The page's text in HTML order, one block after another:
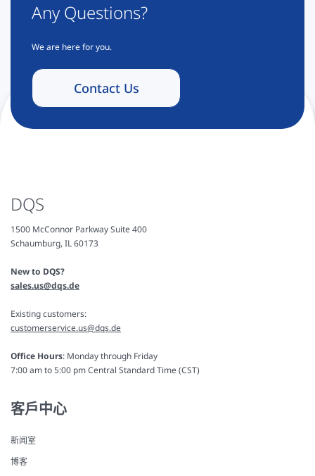
Any Questions?
We are here for you.
Contact Us
DQS
1500 McConnor Parkway Suite 400
Schaumburg, IL 60173
New to DQS?
sales.us@dqs.de
Existing customers:
customerservice.us@dqs.de
Office Hours: Monday through Friday
7:00 am to 5:00 pm Central Standard Time (CST)
客戶中心
新闻室
博客